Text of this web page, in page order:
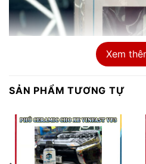
Xem
SẢN PHẨM TƯƠNG TỰ